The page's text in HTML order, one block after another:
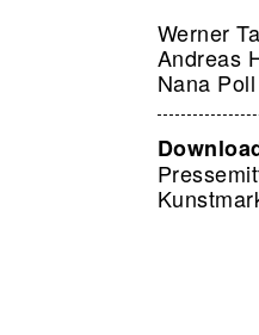
Werner
Andreas
Nana